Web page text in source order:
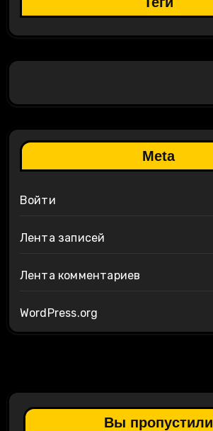
Meta
Войти
Лента записей
Лента комментариев
WordPress.org
Вы пропустили